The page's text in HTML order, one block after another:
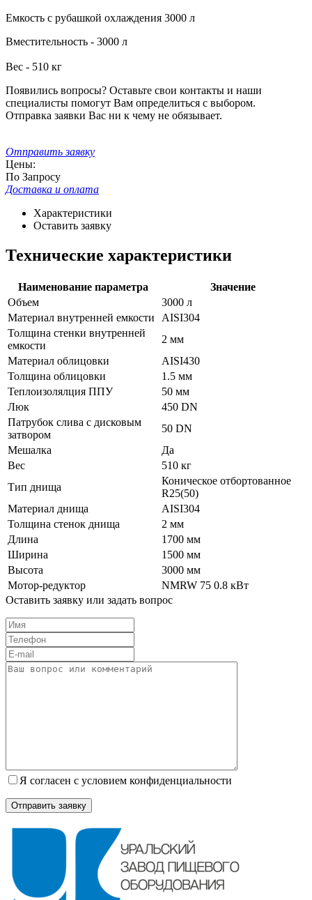
Емкость с рубашкой охлаждения 3000 л
Вместительность - 3000 л
Вес - 510 кг
Появились вопросы? Оставьте свои контакты и наши
специалисты помогут Вам определиться с выбором.
Отправка заявки Вас ни к чему не обязывает.
Отправить заявку
Цены:
По Запросу
Доставка и оплата
Характеристики
Оставить заявку
Технические характеристики
Наименование параметра
Значение
Объем
3000 л
Материал внутренней емкости
AISI304
Толщина стенки внутренней
емкости
2 мм
Материал облицовки
AISI430
Толщина облицовки
1.5 мм
Теплоизолялция ППУ
50 мм
Люк
450 DN
Патрубок слива с дисковым
затвором
50 DN
Мешалка
Да
Вес
510 кг
Тип днища
Коническое отбортованное
R25(50)
Материал днища
AISI304
Толщина стенок днища
2 мм
Длина
1700 мм
Ширина
1500 мм
Высота
3000 мм
Мотор-редуктор
NMRW 75 0.8 кВт
Оставить заявку или задать вопрос
Я согласен с условием конфиденциальности